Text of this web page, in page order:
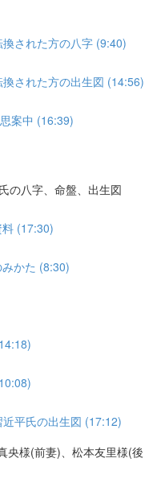
された方の八字 (9:40)
された方の出生図 (14:56)
案中 (16:39)
の八字、命盤、出生図
(17:30)
かた (8:30)
平氏の出生図 (17:12)
央様(前妻)、松本友里様(後